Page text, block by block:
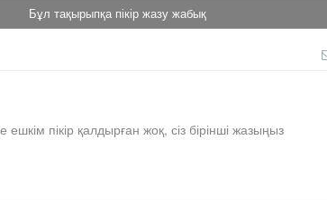
Бұл тақырыпқа пікір жазу жабық
ешкім пікір қалдырған жоқ, сіз бірінші жазыңыз